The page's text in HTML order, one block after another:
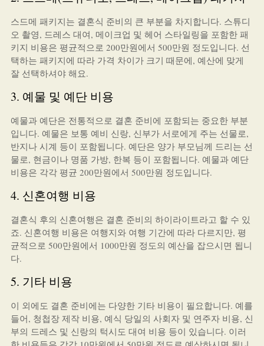
스드메 패키지는 결혼식 준비의 큰 부분을 차지합니다. 스튜디
오 촬영, 드레스 대여, 메이크업 및 헤어 스타일링을 포함한 패
키지 비용은 평균적으로 200만원에서 500만원 정도입니다. 선
택하는 패키지에 따라 가격 차이가 크기 때문에, 예산에 맞게
잘 선택하셔야 해요.
3. 예물 및 예단 비용
예물과 예단은 전통적으로 결혼 준비에 포함되는 중요한 부분
입니다. 예물은 보통 예비 신랑, 신부가 서로에게 주는 선물로,
반지나 시계 등이 포함됩니다. 예단은 양가 부모님께 드리는 선
물로, 현금이나 명품 가방, 한복 등이 포함됩니다. 예물과 예단
비용은 각각 평균 200만원에서 500만원 정도입니다.
4. 신혼여행 비용
결혼식 후의 신혼여행은 결혼 준비의 하이라이트라고 할 수 있
죠. 신혼여행 비용은 여행지와 여행 기간에 따라 다르지만, 평
균적으로 500만원에서 1000만원 정도의 예산을 잡으시면 됩니
다.
5. 기타 비용
이 외에도 결혼 준비에는 다양한 기타 비용이 필요합니다. 예를
들어, 청첩장 제작 비용, 예식 당일의 사회자 및 연주자 비용, 신
부의 드레스 및 신랑의 턱시도 대여 비용 등이 있습니다. 이러